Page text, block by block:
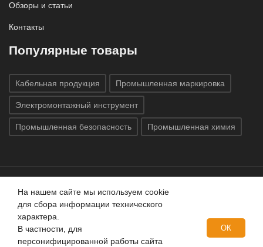
Обзоры и статьи
Контакты
Популярные товары
Кабельная продукция Промышленная маркировка
Электромонтажный инструмент
Промышленная безопасность Промышленная химия
Все права защищены © 2020 ГК «Индатэк»
защищены.Использование материалов с сайта запрещено.
Данный сайт не является публичной офертой, определяемой
положениями статей 437 (2) ГК РФ.
На нашем сайте мы используем cookie
для сбора информации технического
характера.
В частности, для
персонифицированной работы сайта
ОК